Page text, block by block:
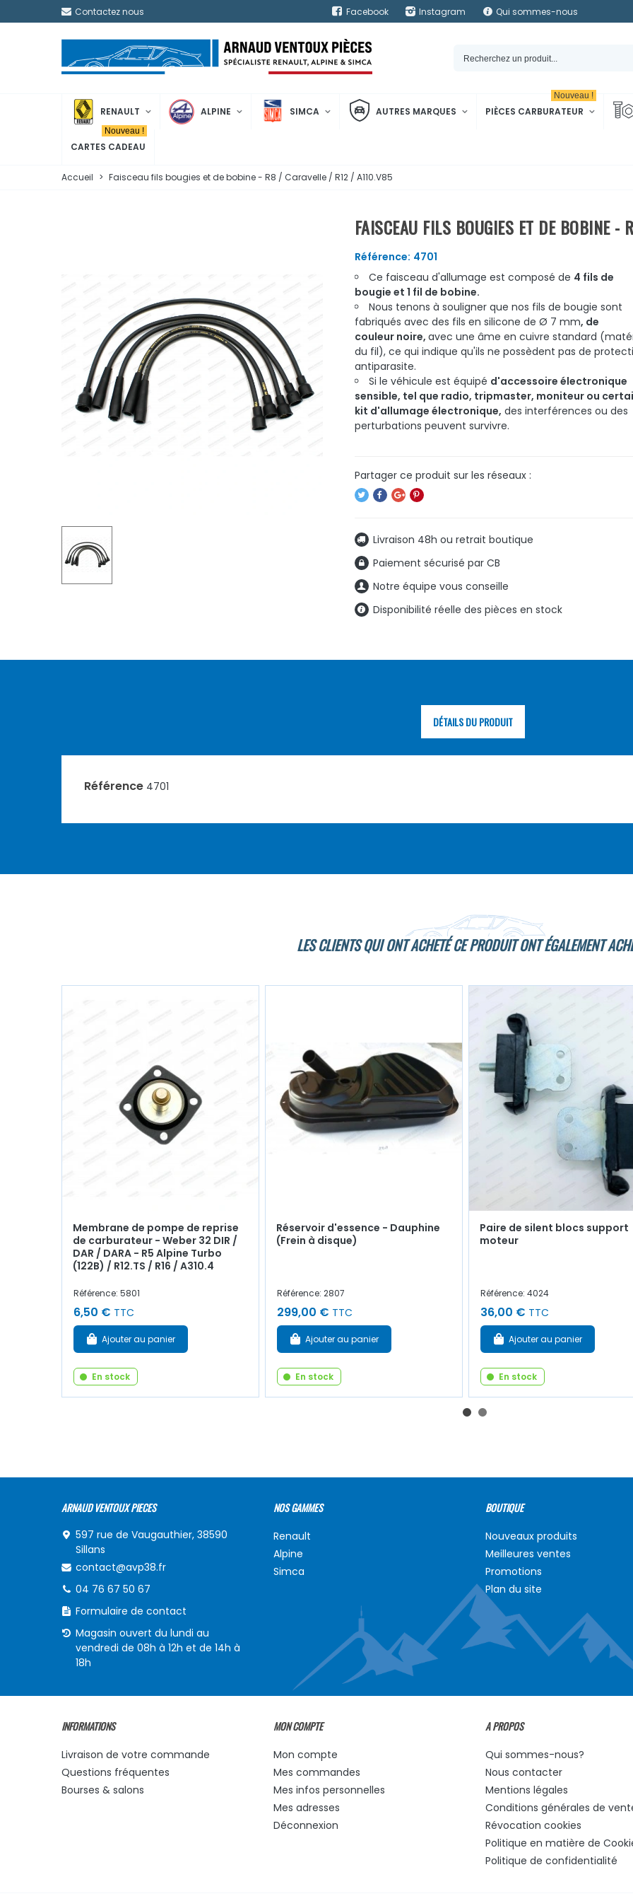
Contactez nous Facebook Instagram Qui sommes-nous
RENAULT ALPINE SIMCA AUTRES MARQUES PIÈCES CARBURATEUR
Nouveau !
CARTES CADEAU
Nouveau !
Accueil > Faisceau fils bougies et de bobine - R8 / Caravelle / R12 / A110.V85
FAISCEAU FILS BOUGIES ET DE BOBINE
Référence: 4701
Ce faisceau d'allumage est composé de 4 fils de
bougie et 1 fil de bobine.
Nous tenons à souligner que nos fils de bougie sont
fabriqués avec des fils en silicone de Ø 7 mm, de
couleur noire, avec une âme en cuivre standard
du fil), ce qui indique qu'ils ne possèdent pas de
antiparasite.
Si le véhicule est équipé d'accessoire électronique
sensible, tel que radio, tripmaster, moniteur ou
kit d'allumage électronique, des interférences ou des
perturbations peuvent survivre.
Livraison 48h ou retrait boutique
Paiement sécurisé par CB
Notre équipe vous conseille
Disponibilité réelle des pièces en stock
DÉTAILS DU PRODUIT
Référence 4701
LES CLIENTS QUI ONT ACHETÉ CE PRODUIT ONT ÉGALEMENT
Membrane de pompe de reprise
de carburateur - Weber 32 DIR /
DAR / DARA - R5 Alpine Turbo
(122B) / R12.TS / R16 / A310.4
Référence: 5801
6,50 € TTC
Ajouter au panier
En stock
Réservoir d'essence - Dauphine
(Frein à disque)
Référence: 2807
299,00 € TTC
Ajouter au panier
En stock
Paire de silent blocs support
moteur
Référence: 4024
36,00 € TTC
Ajouter au panier
En stock
ARNAUD VENTOUX PIECES
597 rue de Vaugauthier, 38590
Sillans
contact@avp38.fr
04 76 67 50 67
Formulaire de contact
Magasin ouvert du lundi au
vendredi de 08h à 12h et de 14h à
18h
NOS GAMMES
Renault
Alpine
Simca
BOUTIQUE
Nouveaux produits
Meilleures ventes
Promotions
Plan du site
INFORMATIONS
Livraison de votre commande
Questions fréquentes
Bourses & salons
MON COMPTE
Mon compte
Mes commandes
Mes infos personnelles
Mes adresses
Déconnexion
A PROPOS
Qui sommes-nous?
Nous contacter
Mentions légales
Conditions générales de
Révocation cookies
Politique en matière de
Politique de confidentialité